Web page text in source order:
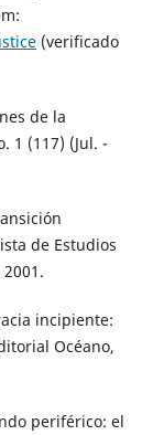
(verificado
de la
1 (117) (Jul. -
de Estudios
incipiente:
Océano,
periférico: el